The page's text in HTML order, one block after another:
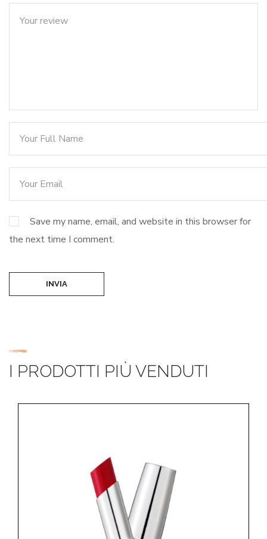
Save my name, email, and website in this browser for
the next time I comment.
INVIA
I PRODOTTI PIÙ VENDUTI